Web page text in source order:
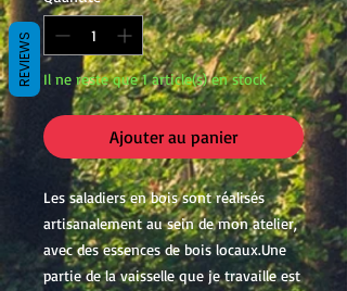
Il ne reste que 1 article(s) en stock
Ajouter au panier
Les saladiers en bois sont réalisés
artisanalement au sein de mon atelier,
avec des essences de bois locaux.Une
partie de la vaisselle que je travaille est
REVIEWS